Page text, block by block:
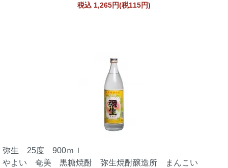
税込 1,265円(税115円)
弥生 25度 900ｍｌ
やよい 奄美 黒糖焼酎 弥生焼酎醸造所 まんこい